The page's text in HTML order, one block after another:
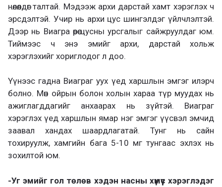
нөлөөлдөг талтай. Мэдээж архи дарстай хамт хэрэглэх ч
эрсдэлтэй. Учир нь архи цус шингэлдэг үйлчлэлтэй.
Дээр нь Виагра өөрөө цусны урсгалыг сайжруулдаг юм.
Тиймээс ч энэ эмийг архи, дарстай хольж
хэрэглэхийг хориглодог л доо.
Үүнээс гадна Виаграг уух үед харшлын эмгэг илэрч
болно. Мөн ойрын болон холын хараа түр муудах нь
ажиглагддагийг анхаарах нь зүйтэй. Виаграг
хэрэглэх үед харшлын ямар нэг эмгэг үүсвэл эмчид
заавал хандах шаардлагатай. Тунг нь сайн
тохируулж, хамгийн бага 5-10 мг тунгаас эхлэх нь
зохилтой юм.
-Уг эмийг гол төлөв хэдэн насны хүмүүс хэрэглэдэг